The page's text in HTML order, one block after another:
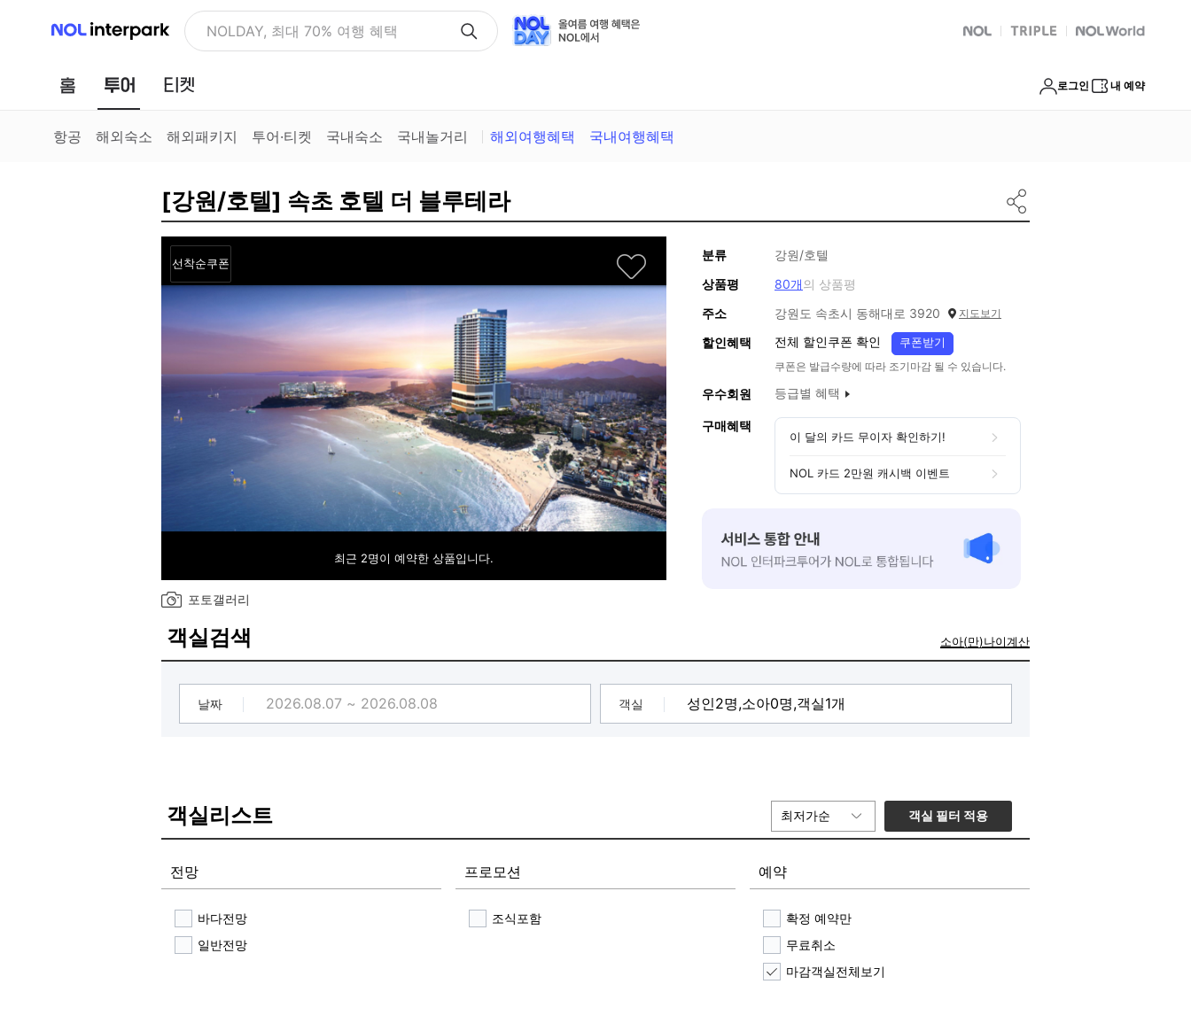
NOL 인터파크 NOLDAY, 최대 70% 여행 혜택 NOL 트리플 Global Interpark
홈 투어 로그인 내 예약
항공 해외숙소 해외패키지 투어·티켓 국내숙소 국내놀거리 해외여행혜택 국내여행혜택
[강원/호텔] 속초 호텔 더 블루테라
선착순쿠폰
최근 2명이 예약한 상품입니다.
포토갤러리
분류
강원/호텔
상품평
80개의 상품평
주소
강원도 속초시 동해대로 3920 지도보기
할인혜택 전체 할인쿠폰 확인 쿠폰받기
쿠폰은 발급수량에 따라 조기마감 될 수 있습니다.
우수회원 등급별 혜택
구매혜택
이 달의 카드 무이자 확인하기!
NOL 카드 2만원 캐시백 이벤트
객실검색 소아(만)나이계산
날짜 객실
객실리스트 최저가순 객실 필터 적용
전망
바다전망
일반전망
프로모션
조식포함
예약
확정 예약만
무료취소
마감객실전체보기